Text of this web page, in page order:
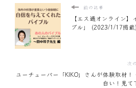
前の記事
【エス通オンライン
ブル」 (2023/1/17掲載)
次
ユーチューバー「KIKO」さんが体験取材！
白い！見て